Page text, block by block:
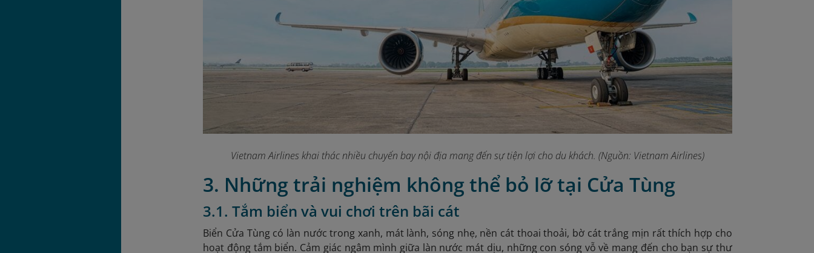
Vietnam Airlines khai thác nhiều chuyến bay nội địa mang đến sự tiện lợi cho du khách. (Nguồn: Vietnam Airlines)
3. Những trải nghiệm không thể bỏ lỡ tại Cửa Tùng
3.1. Tắm biển và vui chơi trên bãi cát
Biển Cửa Tùng có làn nước trong xanh, mát lành, sóng nhẹ, nền cát thoai thoải, bờ cát trắng mịn rất thích hợp cho
hoạt động tắm biển. Cảm giác ngâm mình giữa làn nước mát dịu, những con sóng vỗ về mang đến cho bạn sự thư